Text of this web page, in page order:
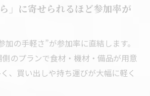
」に寄せられるほど参加率が
加の手軽さ”が参加率に直結します。
のプランで食材・機材・備品が用意
、買い出しや持ち運びが大幅に軽く